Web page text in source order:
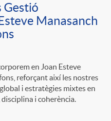
Gestió
Manasanch
en Joan Esteve
reforçant així les nostres
i estratègies mixtes en
i coherència.